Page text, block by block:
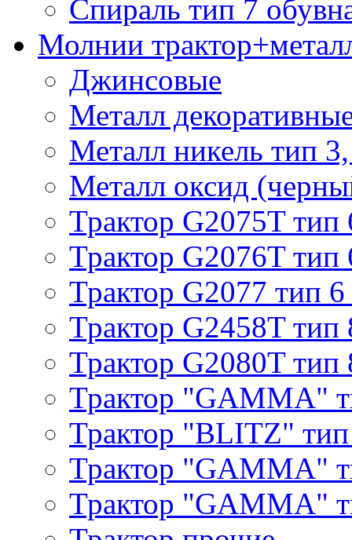
Спираль тип 7
Молнии
Джинсовые
Металл
Металл никель тип
Металл оксид
Трактор G2075T тип
Трактор G2076T тип
Трактор G2077 тип 6
Трактор G2458T тип
Трактор G2080T тип
Трактор "GAMMA"
Трактор "BLITZ"
Трактор "GAMMA"
Трактор "GAMMA"